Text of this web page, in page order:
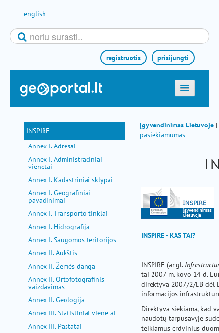
english
prisijungti
registruotis
titulinis
žemėlapiai
el. paslaugos
teminės sritys
metodinė informacija
pagalba
INSPIRE
Annex I. Adresai
Annex I. Administraciniai
vienetai
Annex I. Kadastriniai sklypai
Annex I. Geografiniai
pavadinimai
Annex I. Transporto tinklai
Annex I. Hidrografija
Annex I. Saugomos teritorijos
Annex II. Aukštis
Annex II. Žemės danga
Annex II. Ortofotografinis
vaizdavimas
Annex II. Geologija
Annex III. Statistiniai vienetai
Annex III. Pastatai
Įgyvendinimas Lietuvoje |
pasiekiamumas
INSPIRE -KAS TAI?
INSPIRE (angl.
tai 2007 m. kovo 14 d.
direktyva 2007/2/EB dėl
informacijos
Direktyva siekiama, kad
naudotų tarpusavyje
teikiamus erdvinius